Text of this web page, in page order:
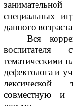
специальных
данного
Вся
тематическими
дефектолога и
лексической
совместную и